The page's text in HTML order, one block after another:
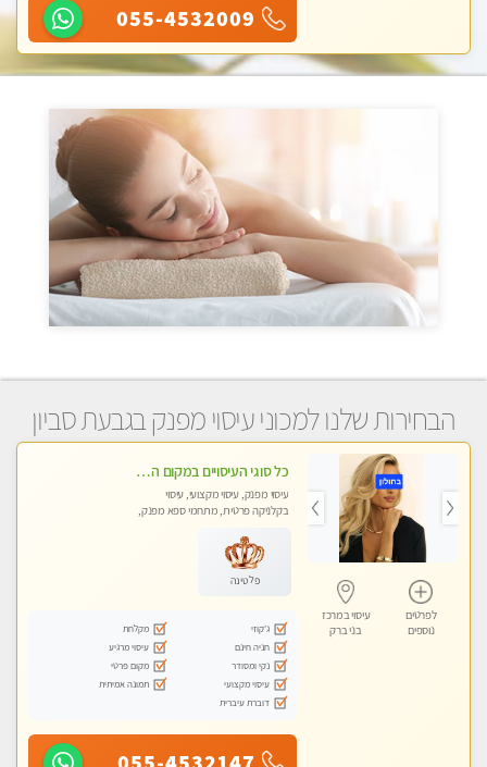
055-4532009
הבחירות שלנו למכוני עיסוי מפנק בגבעת סביון
לפרטים
נוספים
עיסוי במרכז
בני ברק
כל סוגי העיסויים במקום הכי מושלם בעיר- בחולון
עיסוי מפנק, עיסוי מקצועי, עיסוי
בקלניקה פרטית, מתחמי ספא מפנק,
פלטינה
ג'קוזי
מקלחת
חניה חינם
עיסוי מרגיע
נקי ומסודר
מקום פרטי
עיסוי מקצועי
תמונה אמיתית
דוברת עיברית